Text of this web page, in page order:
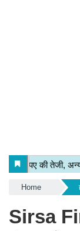
Home
Sirsa